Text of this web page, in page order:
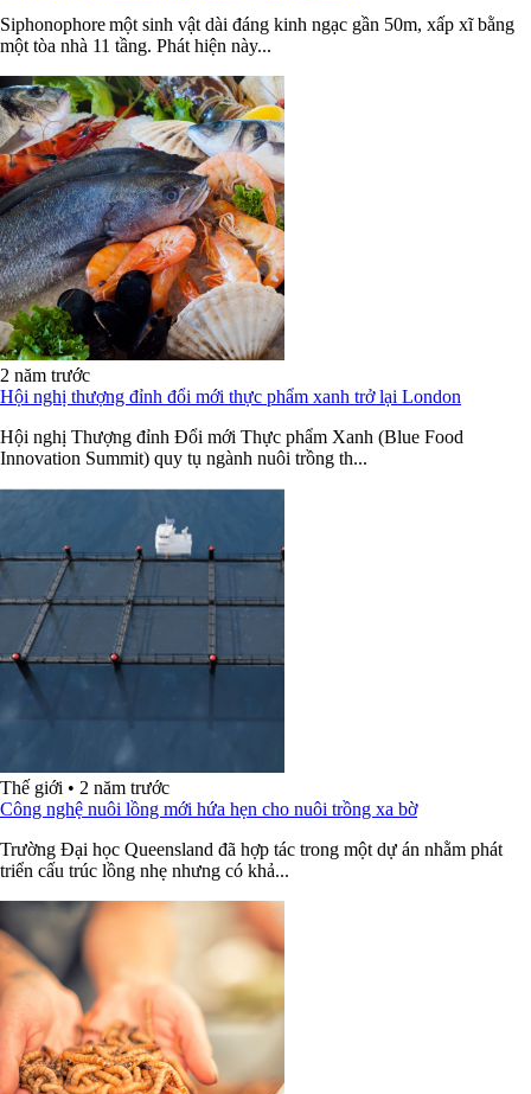
Siphonophore một sinh vật dài đáng kinh ngạc gần 50m, xấp xĩ bằng
một tòa nhà 11 tầng. Phát hiện này...
2 năm trước
Hội nghị thượng đỉnh đổi mới thực phẩm xanh trở lại London
Hội nghị Thượng đỉnh Đổi mới Thực phẩm Xanh (Blue Food
Innovation Summit) quy tụ ngành nuôi trồng th...
Thế giới • 2 năm trước
Công nghệ nuôi lồng mới hứa hẹn cho nuôi trồng xa bờ
Trường Đại học Queensland đã hợp tác trong một dự án nhằm phát
triển cấu trúc lồng nhẹ nhưng có khả...